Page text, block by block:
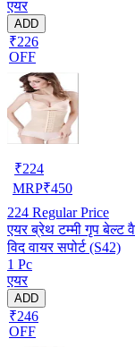
एयर
ADD
₹226
OFF
₹224
MRP₹450
224 Regular Price
एयर ब्रेथ टम्मी गृप बेल्ट
विद वायर सपोर्ट (S42)
1 Pc
एयर
ADD
₹246
OFF